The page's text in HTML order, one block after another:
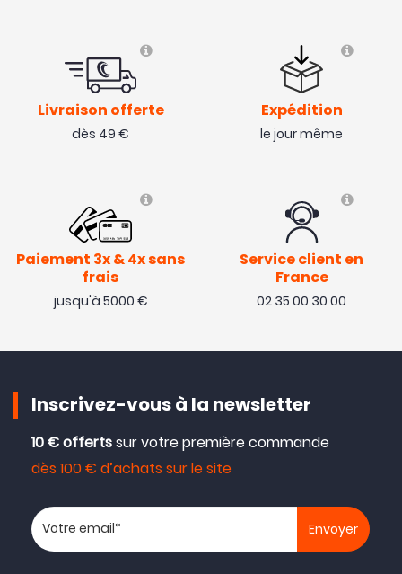
Livraison offerte
dès 49 €
Expédition
le jour même
Paiement 3x & 4x sans
frais
jusqu'à 5000 €
Service client en
France
02 35 00 30 00
Inscrivez-vous à la newsletter
10 € offertssur votre première commande
dès 100 € d’achats sur le site
Votre adresse email